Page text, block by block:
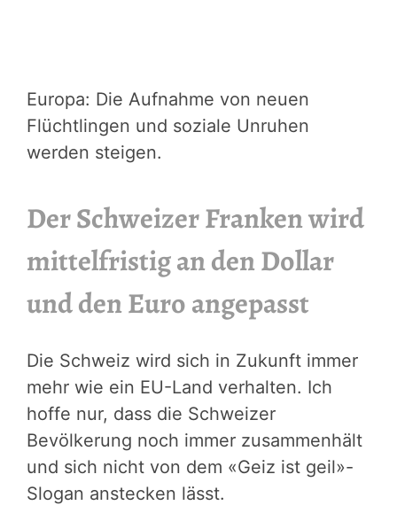
Europa: Die Aufnahme von neuen
Flüchtlingen und soziale Unruhen
werden steigen.
Der Schweizer Franken wird
mittelfristig an den Dollar
und den Euro angepasst
Die Schweiz wird sich in Zukunft immer
mehr wie ein EU-Land verhalten. Ich
hoffe nur, dass die Schweizer
Bevölkerung noch immer zusammenhält
und sich nicht von dem «Geiz ist geil»-
Slogan anstecken lässt.